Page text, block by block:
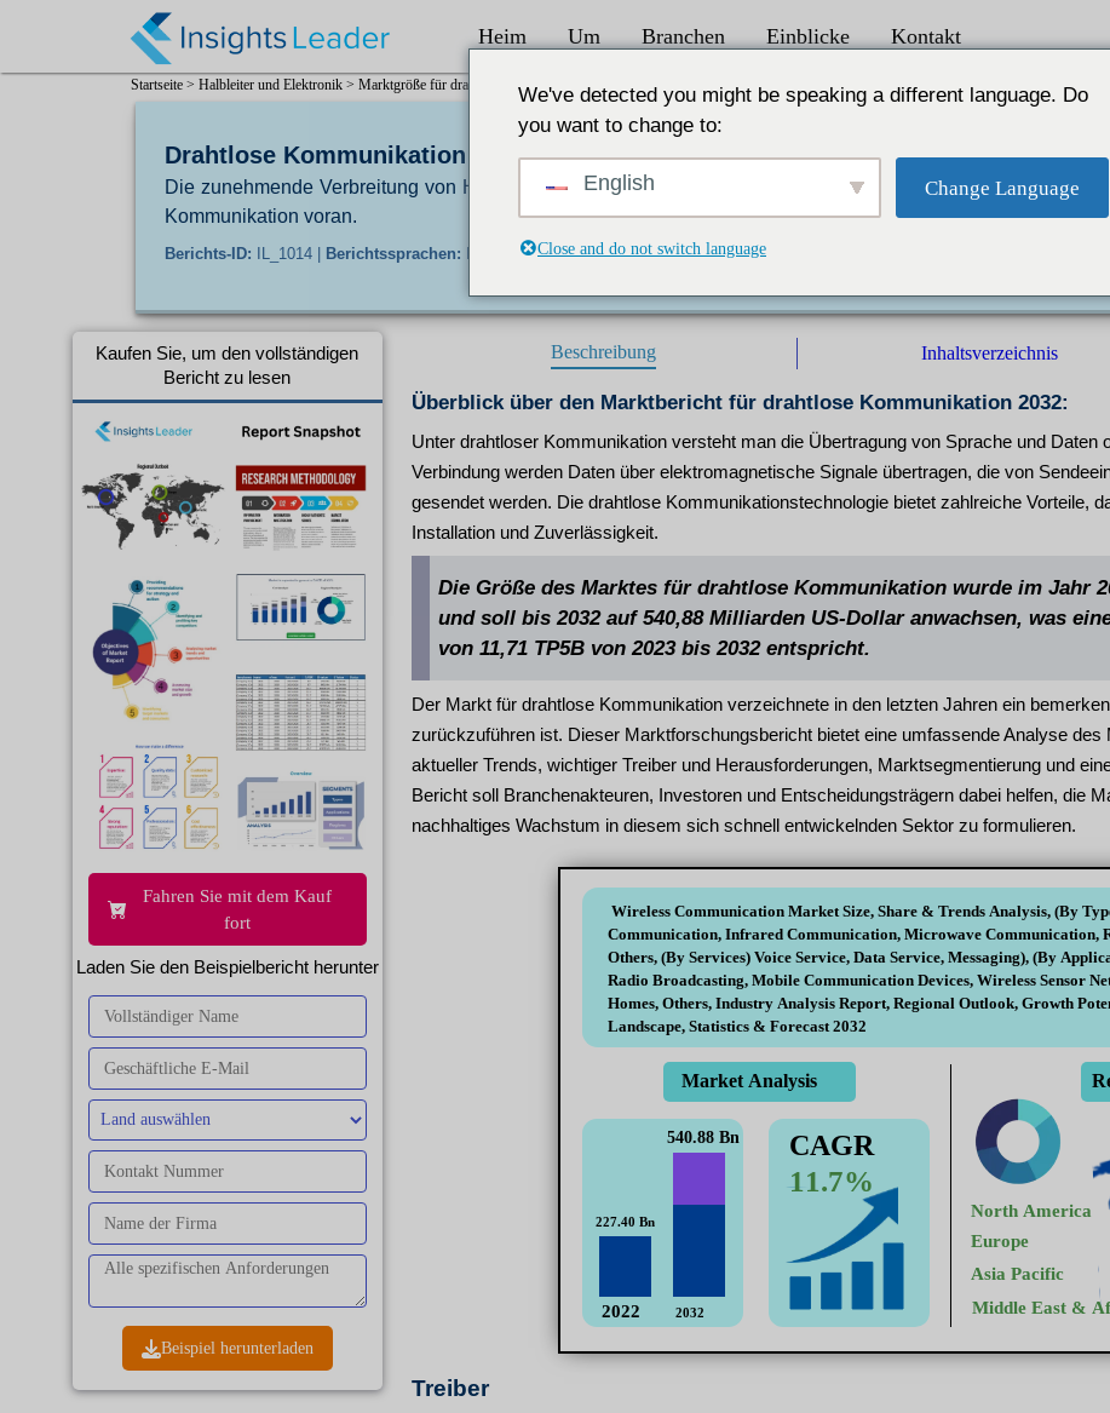
Heim Um Branchen Einblicke Kontakt
Startseite > Halbleiter und Elektronik > Marktgröße für drahtlose Kommunikation 2023 bis 2032
Drahtlose Kommunikation Marktgröße: 540,88 Mrd. USD bis 2032
Die zunehmende Verbreitung von Hochgeschwindigkeitsinternet treibt das Marktwachstum des Marktes für
Kommunikation voran.
Berichts-ID: IL_1014 | Berichtssprachen: En/Jp/Fr/De |Herausgeber :IL |Format :
Kaufen Sie, um den vollständigen
Bericht zu lesen
Fahren Sie mit dem Kauf
fort
Laden Sie den Beispielbericht herunter
Beispiel herunterladen
Beschreibung Inhaltsverzeichnis
Überblick über den Marktbericht für drahtlose Kommunikation 2032:
Unter drahtloser Kommunikation versteht man die Übertragung von Sprache und Daten
Verbindung werden Daten über elektromagnetische Signale übertragen, die von
gesendet werden. Die drahtlose Kommunikationstechnologie bietet zahlreiche Vorteile,
Installation und Zuverlässigkeit.
Die Größe des Marktes für drahtlose Kommunikation wurde im Jahr
und soll bis 2032 auf 540,88 Milliarden US-Dollar anwachsen, was
von 11,71 TP5B von 2023 bis 2032 entspricht.
Der Markt für drahtlose Kommunikation verzeichnete in den letzten Jahren ein
zurückzuführen ist. Dieser Marktforschungsbericht bietet eine umfassende Analyse
aktueller Trends, wichtiger Treiber und Herausforderungen, Marktsegmentierung und
Bericht soll Branchenakteuren, Investoren und Entscheidungsträgern dabei helfen, die
nachhaltiges Wachstum in diesem sich schnell entwickelnden Sektor zu formulieren.
Treiber
We've detected you might be speaking a different language. Do
you want to change to:
English Change Language
Close and do not switch language